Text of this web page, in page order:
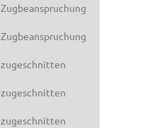
Zugbeanspruchung
Zugbeanspruchung
zugeschnitten
zugeschnitten
zugeschnitten